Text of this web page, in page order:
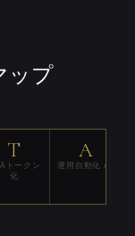
ップ
T
トークン
化
A
運用自動化 AI